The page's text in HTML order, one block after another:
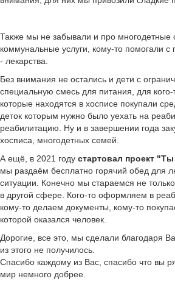
Также мы не забывали и про многодетные
коммунальные услуги, кому-то помогали с
- лекарства.
Без внимания не остались и дети с
специальную смесь для питания, для
которые находятся в хосписе покупали
деток которым нужно было уехать на
реабилитацию. Ну и в завершении года
хосписа, многодетных семей.
А ещё, в 2021 году стартовал проект
мы раздаём бесплатно горячий обед для
ситуации. Конечно мы стараемся не
в другой сфере. Кого-то оформляем в
кому-то делаем документы, кому-то
которой оказался человек.
Дорогие, все это, мы сделали благодаря
из этого не получилось.
Спасибо каждому из Вас, спасибо что вы
мир немного добрее.